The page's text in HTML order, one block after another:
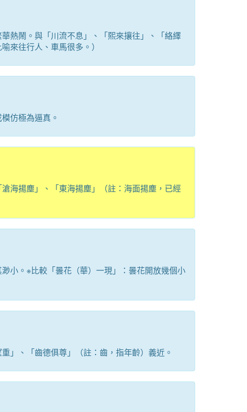
熱鬧。與「川流不息」、「熙來攘往」、「絡繹
來往行人、車馬很多。）
仿極為逼真。
海揚塵」、「東海揚塵」（註：海面揚塵，已經
小。※比較「曇花（華）一現」：曇花開放幾個小
」、「齒德俱尊」（註：齒，指年齡）義近。